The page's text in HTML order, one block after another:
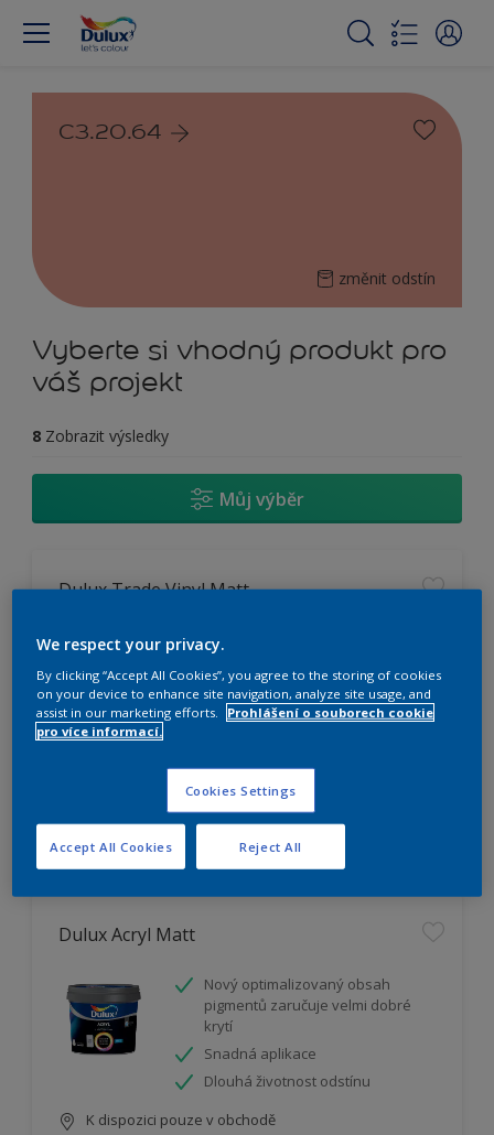
C3.20.64
změnit odstín
Vyberte si vhodný produkt pro
váš projekt
8 Zobrazit výsledky
Můj výběr
Dulux Trade Vinyl Matt
Omyvatelný
Vysoká otěruodolnost
Extrémní vydatnost
Dulux Acryl Matt
Nový optimalizovaný obsah
pigmentů zaručuje velmi dobré
krytí
Snadná aplikace
Dlouhá životnost odstínu
K dispozici pouze v obchodě
We respect your privacy.
By clicking “Accept All Cookies”, you agree to the storing of cookies
on your device to enhance site navigation, analyze site usage, and
assist in our marketing efforts.
Prohlášení o souborech cookie
pro více informací.
Cookies Settings
Reject All
Accept All Cookies